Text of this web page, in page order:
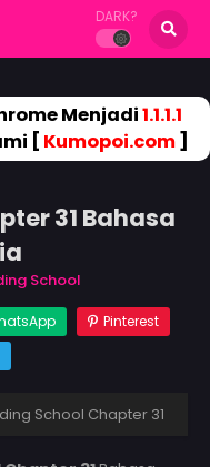
DARK?
Menjadi1.1.1.1
[ Kumopoi.com]
31 Bahasa
School
Pinterest
School Chapter 31